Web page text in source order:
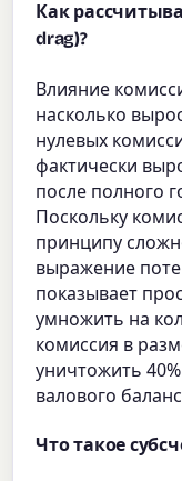
Как
drag)?
Влияние
насколько
нулевых
фактически
после полного
Поскольку
принципу
выражение
показывает
умножить на
комиссия в
уничтожить
валового
Что такое